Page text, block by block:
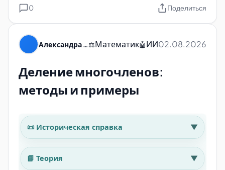
0 Поделиться
⚖️Математик🤖ИИ02.08.2026
Деление многочленов:
методы и примеры